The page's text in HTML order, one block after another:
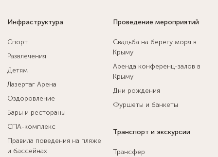
Инфраструктура
Спорт
Развлечения
Детям
Лазертаг Арена
Оздоровление
Бары и рестораны
СПА-комплекс
Правила поведения на пляже
и бассейнах
Проведение мероприятий
Свадьба на берегу моря в
Крыму
Аренда конференц-залов в
Крыму
Дни рождения
Фуршеты и банкеты
Транспорт и экскурсии
Трансфер